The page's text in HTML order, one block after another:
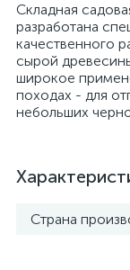
Складная
разработана
качественного
сырой
широкое
походах - для
небольших
Страна